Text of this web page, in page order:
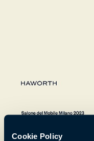
Cookie Policy